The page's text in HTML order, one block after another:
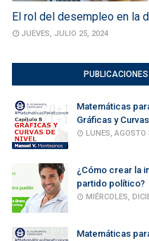
El rol del desempleo en la
JUEVES, JULIO 25, 2024
Matemáticas
Gráficas y
LUNES, AGOSTO
¿Cómo crear la
partido político?
MIÉRCOLES,
Matemáticas